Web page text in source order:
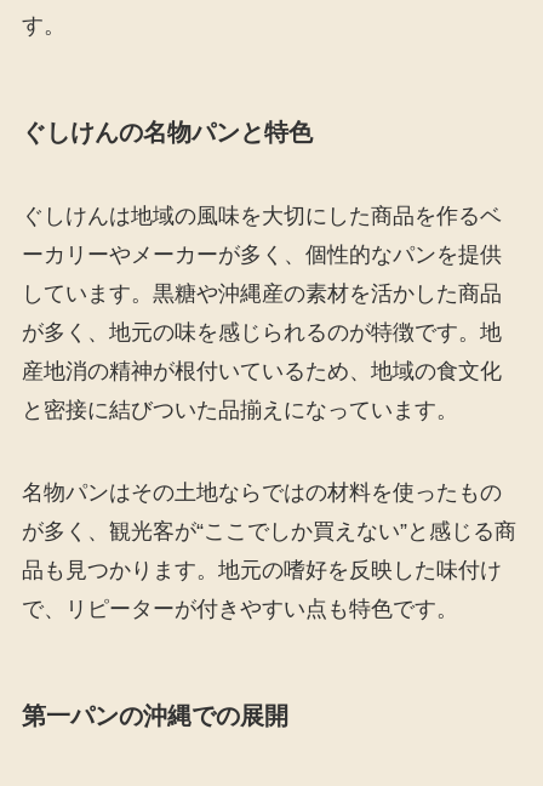
す。
ぐしけんの名物パンと特色
ぐしけんは地域の風味を大切にした商品を作るベ
ーカリーやメーカーが多く、個性的なパンを提供
しています。黒糖や沖縄産の素材を活かした商品
が多く、地元の味を感じられるのが特徴です。地
産地消の精神が根付いているため、地域の食文化
と密接に結びついた品揃えになっています。
名物パンはその土地ならではの材料を使ったもの
が多く、観光客が“ここでしか買えない”と感じる商
品も見つかります。地元の嗜好を反映した味付け
で、リピーターが付きやすい点も特色です。
第一パンの沖縄での展開